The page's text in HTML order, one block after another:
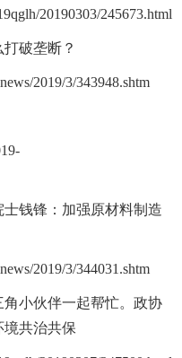
20190303/245673.html
破垄断？
2019/3/343948.shtm
钱锋：加强原材料制造
2019/3/344031.shtm
角小伙伴一起帮忙。政协
共治共保